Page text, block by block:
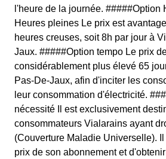
l'heure de la journée. #####Option
Heures pleines Le prix est
heures creuses, soit 8h par jour à
Jaux. #####Option tempo Le prix
considérablement plus élevé 65
Pas-De-Jaux, afin d'inciter les
leur consommation d'électricité.
nécessité Il est exclusivement
consommateurs Vialarains ayant
(Couverture Maladie Universelle).
prix de son abonnement et